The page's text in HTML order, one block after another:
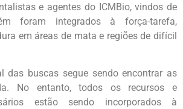
e agentes do ICMBio, vindos de
foram integrados à força-tarefa,
em áreas de mata e regiões de difícil
das buscas segue sendo encontrar as
No entanto, todos os recursos e
estão sendo incorporados à